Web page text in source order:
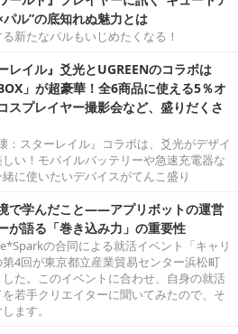
ル”の底知れぬ魅力とは
新たなパルもいじめたくなる！
レイル』爻光とUGREENのコラボは
」が超豪華！全6商品に使える5％オ
スプレイヤー撮影会など、盛りだくさ
：スターレイル』コラボは、爻光がデザイ
い！モバイルバッテリーや急速充電器な
に使いたいデバイスがてんこ盛り
で学んだこと――アプリボットの運営
が語る「巻き込み力」の重要性
の合同による就活イベント「キャリ
4回が東京都立産業貿易センター浜松町
た。このイベントに合わせ、自身の就活
若手クリエイターに聞いてみたので、そ
ます。